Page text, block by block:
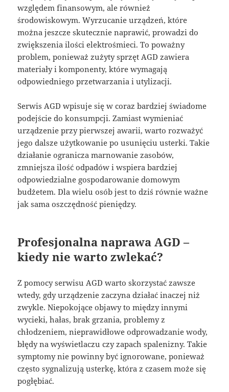
względem finansowym, ale również
środowiskowym. Wyrzucanie urządzeń, które
można jeszcze skutecznie naprawić, prowadzi do
zwiększenia ilości elektrośmieci. To poważny
problem, ponieważ zużyty sprzęt AGD zawiera
materiały i komponenty, które wymagają
odpowiedniego przetwarzania i utylizacji.
Serwis AGD wpisuje się w coraz bardziej świadome
podejście do konsumpcji. Zamiast wymieniać
urządzenie przy pierwszej awarii, warto rozważyć
jego dalsze użytkowanie po usunięciu usterki. Takie
działanie ogranicza marnowanie zasobów,
zmniejsza ilość odpadów i wspiera bardziej
odpowiedzialne gospodarowanie domowym
budżetem. Dla wielu osób jest to dziś równie ważne
jak sama oszczędność pieniędzy.
Profesjonalna naprawa AGD –
kiedy nie warto zwlekać?
Z pomocy serwisu AGD warto skorzystać zawsze
wtedy, gdy urządzenie zaczyna działać inaczej niż
zwykle. Niepokojące objawy to między innymi
wycieki, hałas, brak grzania, problemy z
chłodzeniem, nieprawidłowe odprowadzanie wody,
błędy na wyświetlaczu czy zapach spalenizny. Takie
symptomy nie powinny być ignorowane, ponieważ
często sygnalizują usterkę, która z czasem może się
pogłębiać.